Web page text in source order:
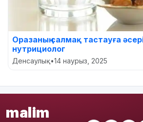
Оразаның салмақ тастауға
нутрициолог
Денсаулық•14 наурыз, 2025
malim